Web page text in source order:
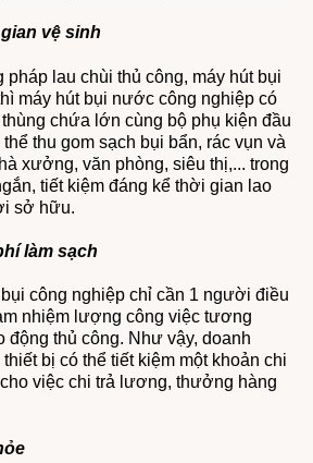
vệ sinh
lau chùi thủ công, máy hút bụi
máy hút bụi nước công nghiệp có
chứa lớn cùng bộ phụ kiện đầu
thu gom sạch bụi bẩn, rác vụn và
xưởng, văn phòng, siêu thị,... trong
tiết kiệm đáng kể thời gian lao
sở hữu.
làm sạch
công nghiệp chỉ cần 1 người điều
nhiệm lượng công việc tương
động thủ công. Như vậy, doanh
bị có thể tiết kiệm một khoản chi
việc chi trả lương, thưởng hàng